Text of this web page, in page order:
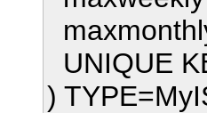
UNIQUE
)